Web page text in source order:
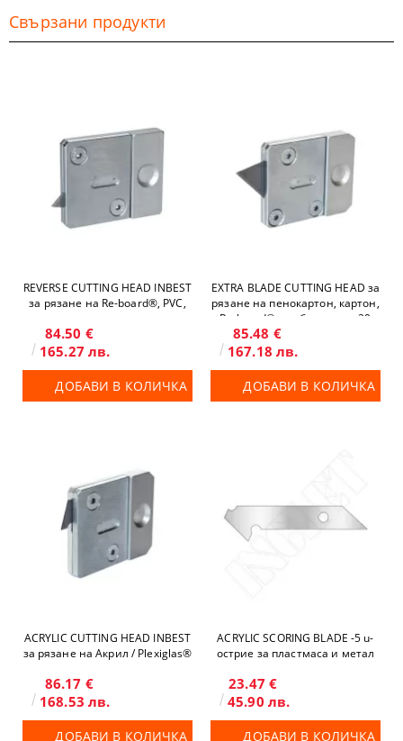
Свързани продукти
REVERSE CUTTING HEAD INBEST
за рязане на Re-board®, PVC,
84.50 €
165.27 лв.
ДОБАВИ В КОЛИЧКА
EXTRA BLADE CUTTING HEAD за
рязане на пенокартон, картон,
Re-board® с дебелина до 20
85.48 €
167.18 лв.
ДОБАВИ В КОЛИЧКА
ACRYLIC CUTTING HEAD INBEST
за рязане на Акрил / Plexiglas®
86.17 €
168.53 лв.
ДОБАВИ В КОЛИЧКА
ACRYLIC SCORING BLADE -5 u-
острие за пластмаса и метал
23.47 €
45.90 лв.
ДОБАВИ В КОЛИЧКА